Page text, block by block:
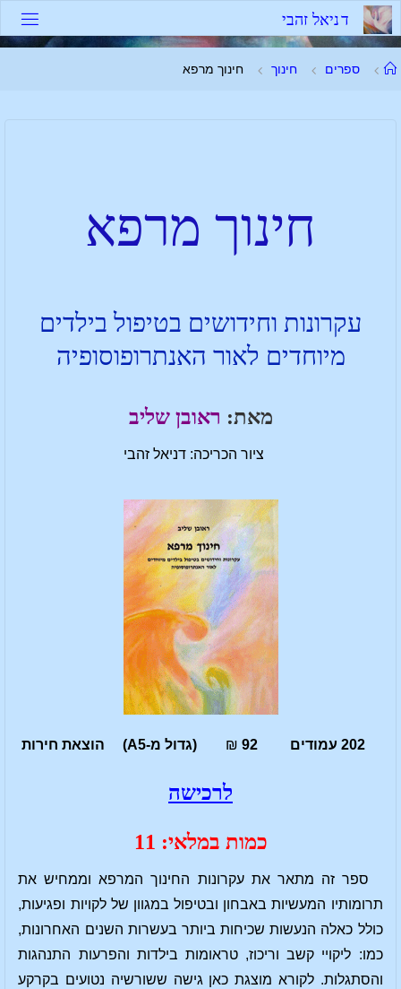
דניאל זהבי
ספרים חינוך חינוך מרפא
חינוך מרפא
עקרונות וחידושים בטיפול בילדים
מיוחדים לאור האנתרופוסופיה
מאת: ראובן שליב
ציור הכריכה: דניאל זהבי
202 עמודים 92 ₪ (גדול מ-A5) הוצאת חירות
לרכישה
כמות במלאי: 11
ספר זה מתאר את עקרונות החינוך המרפא וממחיש את
תרומותיו המעשיות באבחון ובטיפול במגוון של לקויות ופגיעות,
כולל כאלה הנעשות שכיחות ביותר בעשרות השנים האחרונות,
כמו: ליקויי קשב וריכוז, טראומות בילדות והפרעות התנהגות
והסתגלות. לקורא מוצגת כאן גישה ששורשיה נטועים בקרקע